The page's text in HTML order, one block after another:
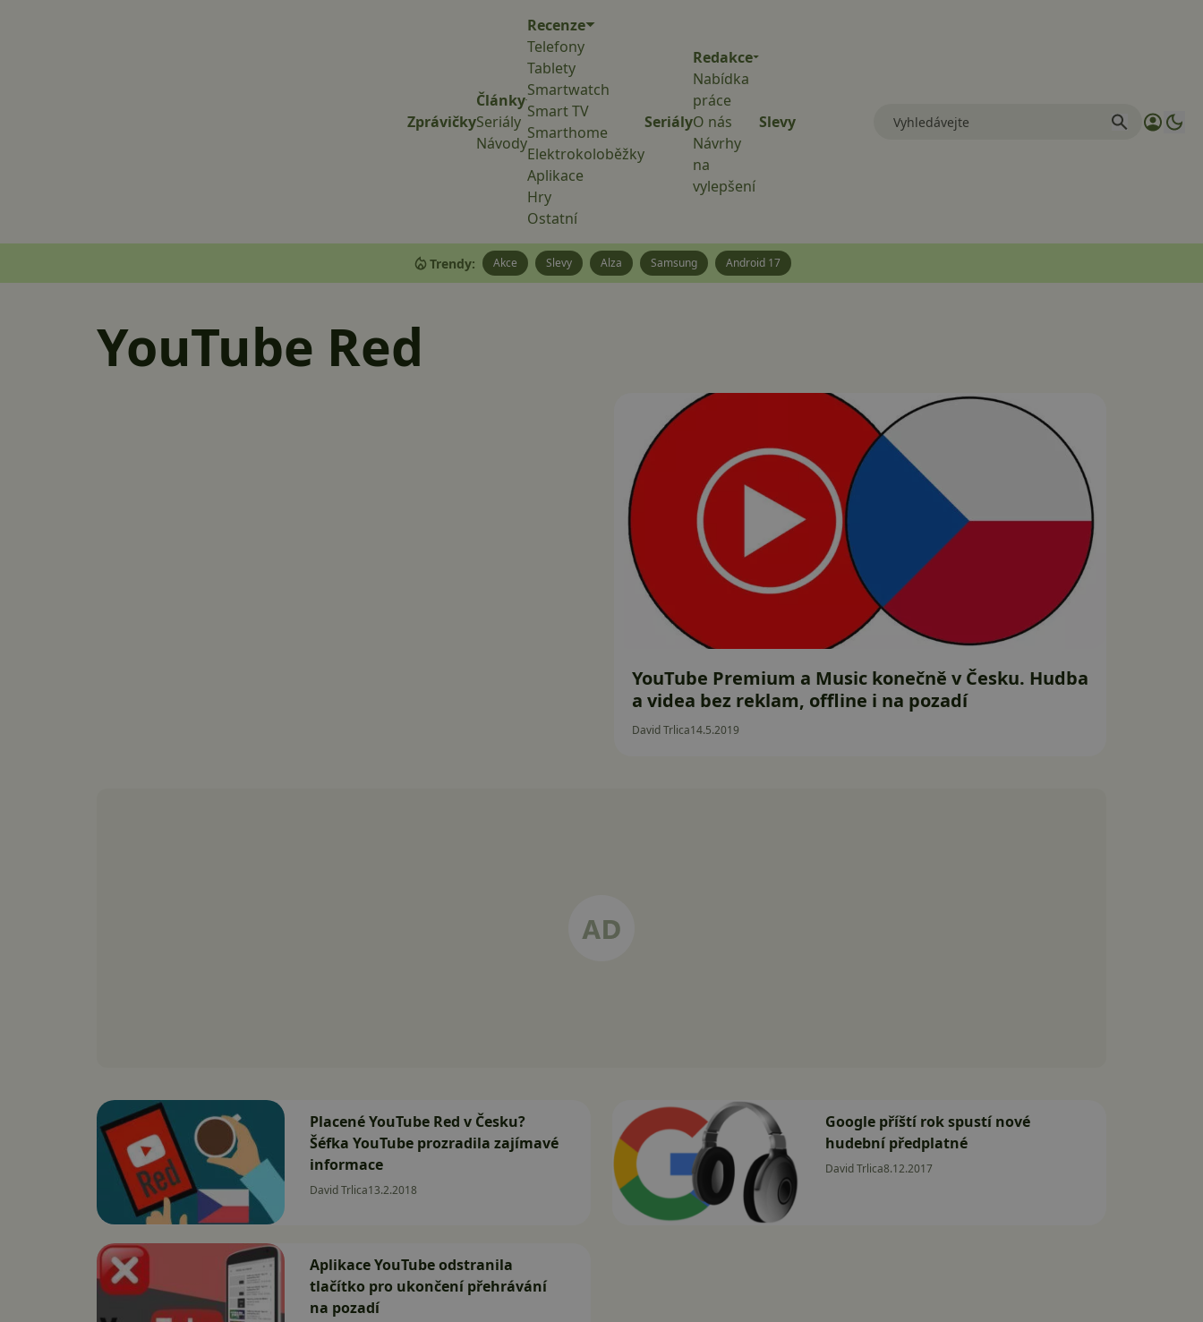
Zprávičky
Články
Seriály
Návody
Recenze
Telefony
Tablety
Smartwatch
Smart TV
Smarthome
Elektrokoloběžky
Aplikace
Hry
Ostatní
Seriály
Redakce
Nabídka
práce
O nás
Návrhy
na
vylepšení
Slevy
Trendy: Akce Slevy Alza Samsung Android 17
YouTube Red
YouTube Premium a Music konečně v Česku. Hudba
a videa bez reklam, offline i na pozadí
David Trlica14.5.2019
Placené YouTube Red v Česku?
Šéfka YouTube prozradila zajímavé
informace
David Trlica13.2.2018
Google příští rok spustí nové
hudební předplatné
David Trlica8.12.2017
Aplikace YouTube odstranila
tlačítko pro ukončení přehrávání
na pozadí